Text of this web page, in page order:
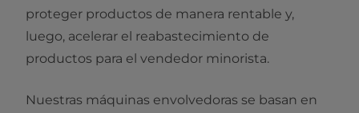
proteger productos de manera rentable y,
luego, acelerar el reabastecimiento de
productos para el vendedor minorista.
Nuestras máquinas envolvedoras se basan en